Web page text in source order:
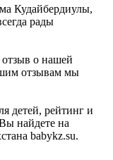
Кудайбердиулы,
рады
о нашей
отзывам мы
детей, рейтинг и
найдете на
babykz.su.